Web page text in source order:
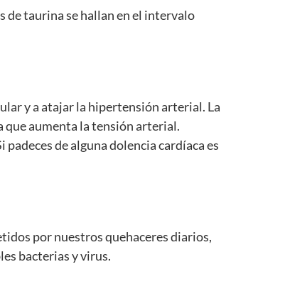
de taurina se hallan en el intervalo
y a atajar la hipertensión arterial. La
que aumenta la tensión arterial.
de alguna dolencia cardíaca es
por nuestros quehaceres diarios,
bacterias y virus.